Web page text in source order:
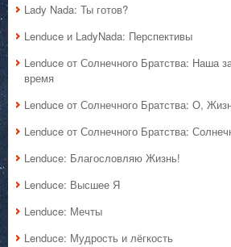
Lady Nada: Ты готов?
Lenduce и LadyNada: Перспективы
Lenduce от Солнечного Братства: Наша
время
Lenduce от Солнечного Братства: О,
Lenduce от Солнечного Братства:
Lenduce: Благословляю Жизнь!
Lenduce: Высшее Я
Lenduce: Мечты
Lenduce: Мудрость и лёгкость